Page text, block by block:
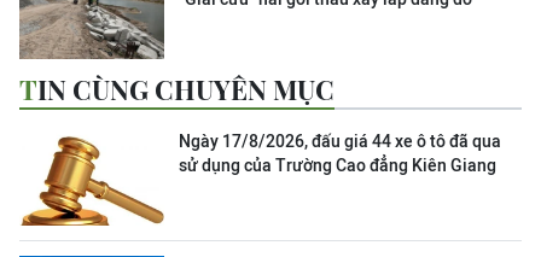
TIN CÙNG CHUYÊN MỤC
Ngày 17/8/2026, đấu giá 44 xe ô tô đã qua
sử dụng của Trường Cao đẳng Kiên Giang